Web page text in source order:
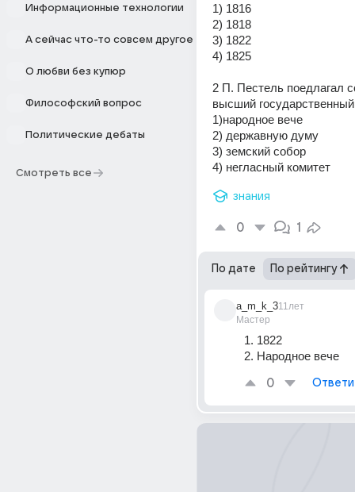
Информационные технологии
А сейчас что-то совсем другое
О любви без купюр
Философский вопрос
Политические дебаты
Смотреть все
1) 1816
2) 1818
3) 1822
4) 1825
2 П. Пестель поедлагал
высший государственный
1)народное вече
2) державную думу
3) земский собор
4) негласный комитет
знания
0 1
По дате По рейтингу
a_m_k_3
Мастер
11лет
1. 1822
2. Народное вече
0